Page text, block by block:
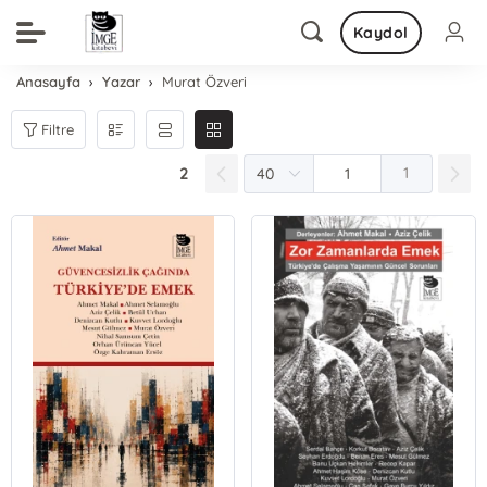
Kaydol
Anasayfa Yazar Murat Özveri
Filtre
2 1